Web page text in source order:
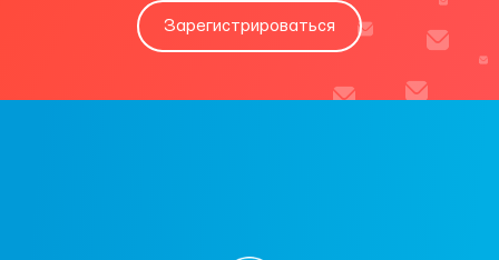
Зарегистрироваться